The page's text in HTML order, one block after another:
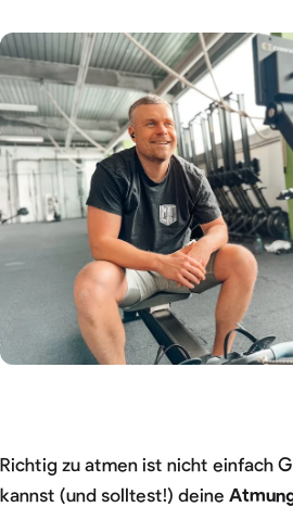
Richtig zu atmen ist nicht einfach
kannst (und solltest!) deine